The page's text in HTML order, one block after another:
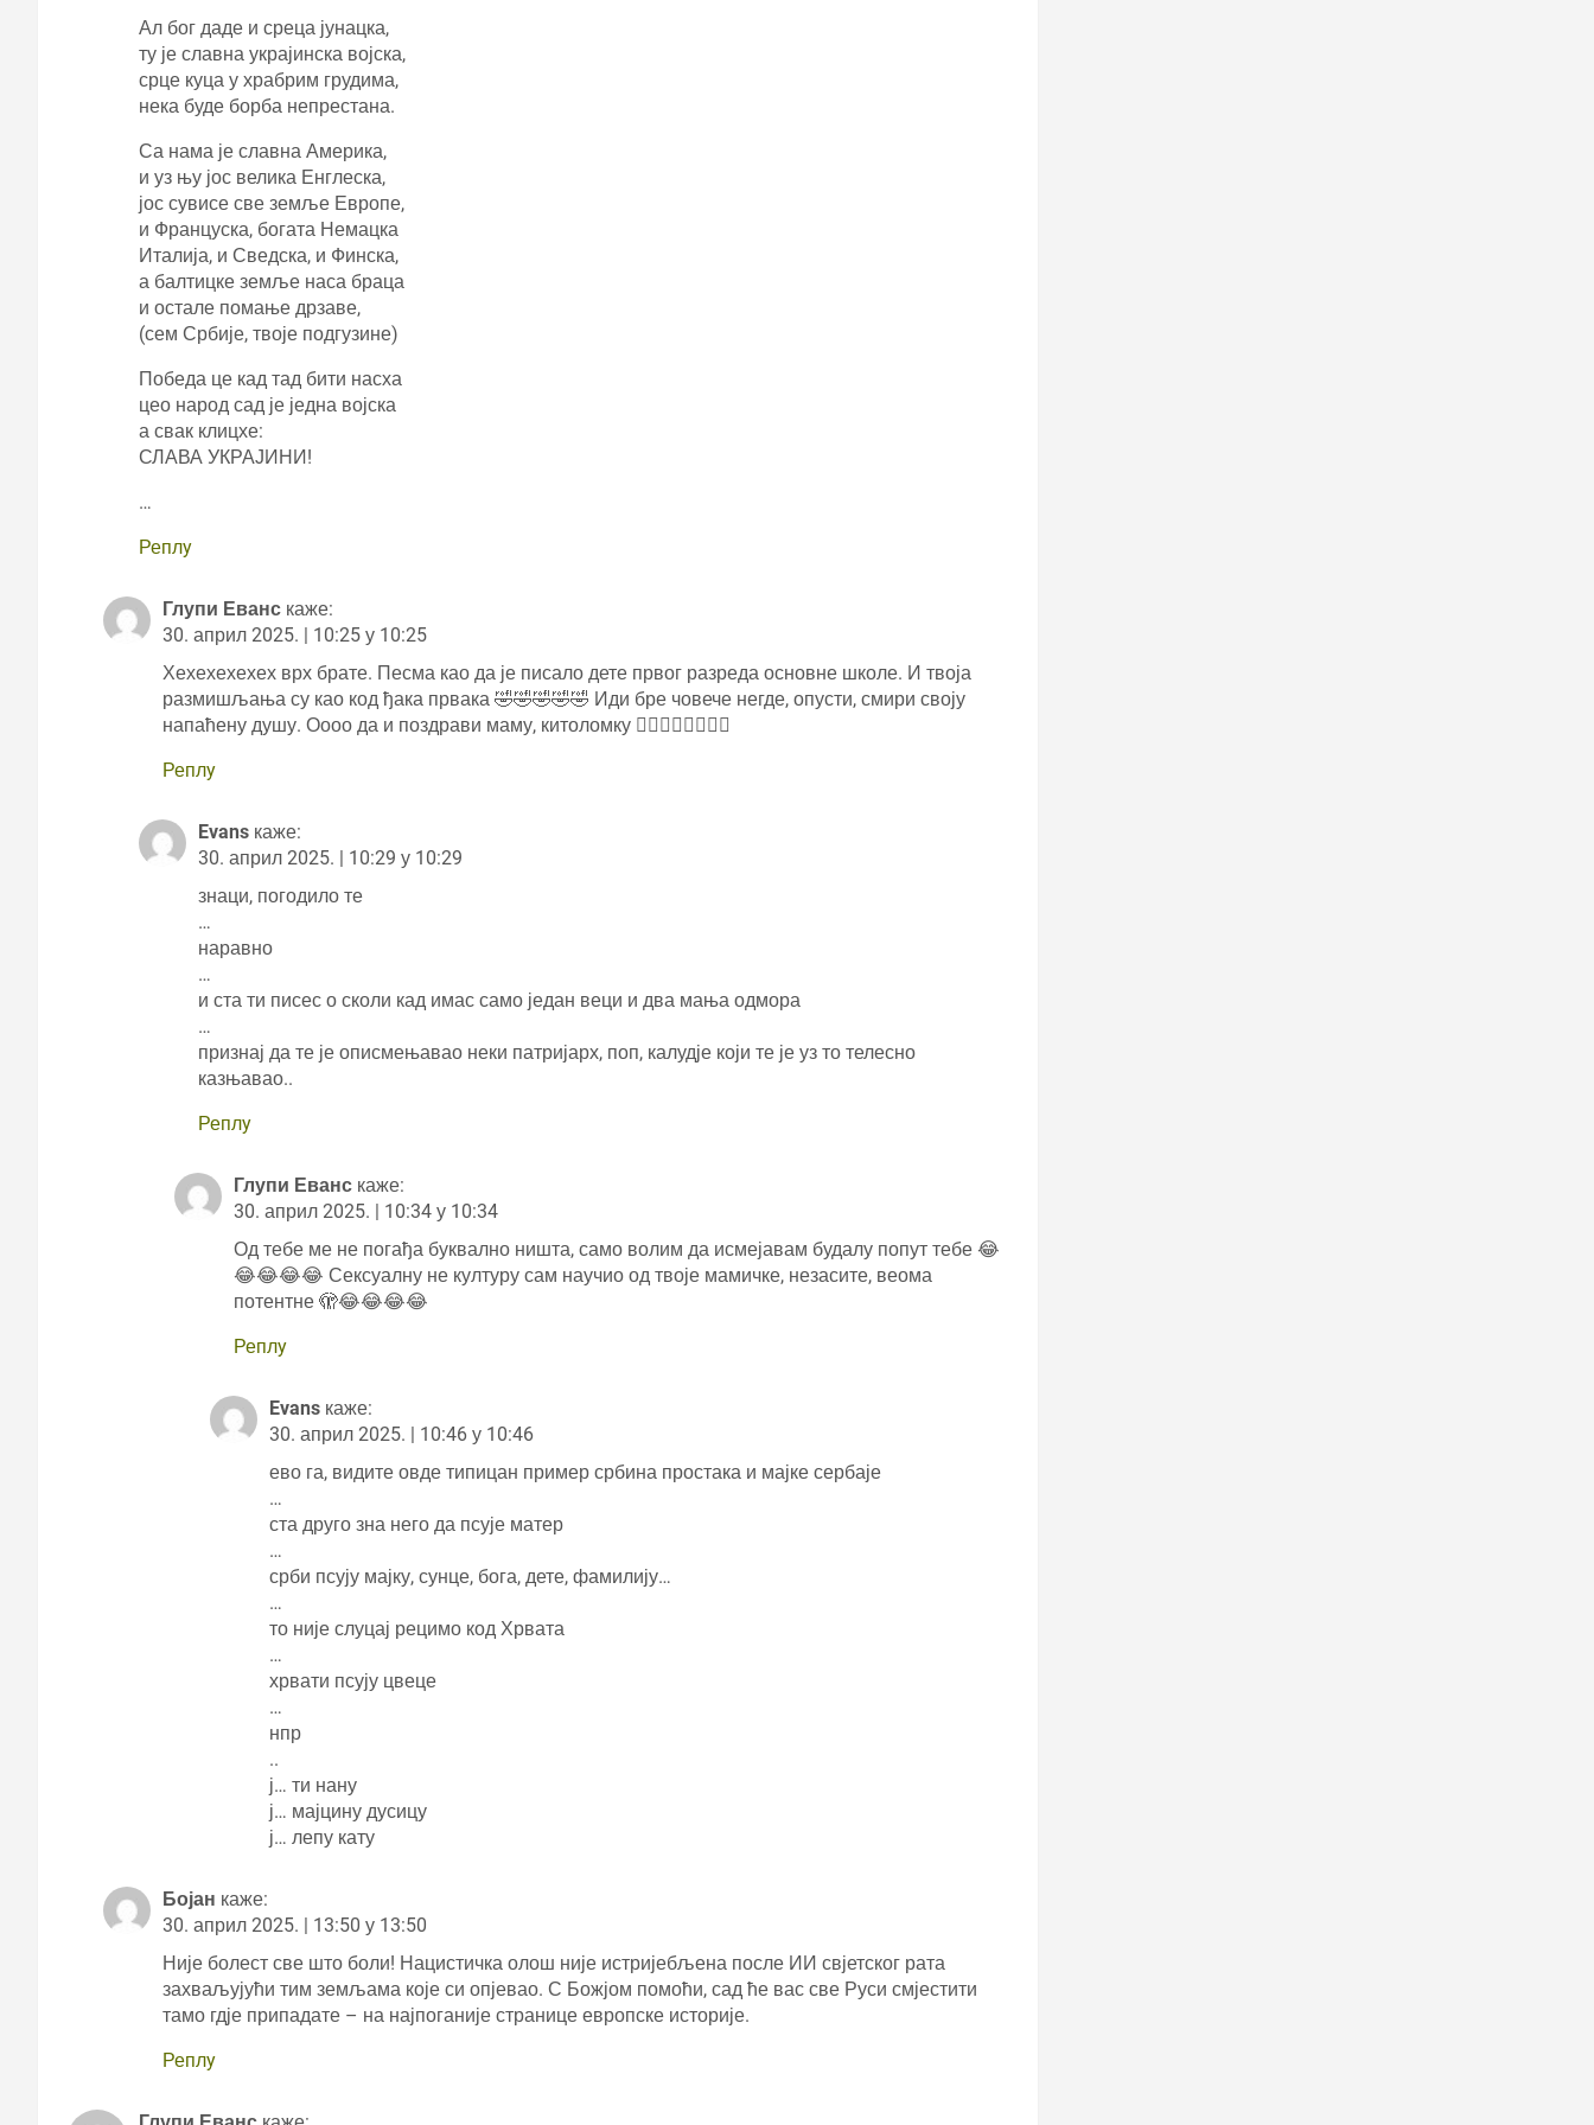
Ал бог даде и среца јунацка,
ту је славна украјинска војска,
срце куца у храбрим грудима,
нека буде борба непрестана.
Са нама је славна Америка,
и уз њу јос велика Енглеска,
јос сувисе све земље Европе,
и Француска, богата Немацка
Италија, и Сведска, и Финска,
а балтицке земље наса браца
и остале помање дрзаве,
(сем Србије, твоје подгузине)
Победа це кад тад бити насха
цео народ сад је једна војска
а свак клицхе:
СЛАВА УКРАЈИНИ!
…
Реплy
Глупи Еванс каже:
30. април 2025. | 10:25 у 10:25
Хехехехехех врх брате. Песма као да је писало дете првог разреда основне школе. И твоја
размишљања су као код ђака првака 🤣🤣🤣🤣🤣 Иди бре човече негде, опусти, смири своју
напаћену душу. Оооо да и поздрави маму, китоломку 👌🏼👈🏼😂😂😂😂
Реплy
Evans каже:
30. април 2025. | 10:29 у 10:29
знаци, погодило те
…
наравно
…
и ста ти писес о сколи кад имас само један веци и два мања одмора
…
признај да те је описмењавао неки патријарх, поп, калудје који те је уз то телесно
казњавао..
Реплy
Глупи Еванс каже:
30. април 2025. | 10:34 у 10:34
Од тебе ме не погађа буквално ништа, само волим да исмејавам будалу попут тебе 😂
😂😂😂😂 Сексуалну не културу сам научио од твоје мамичке, незасите, веома
потентне 🫣😂😂😂😂
Реплy
Evans каже:
30. април 2025. | 10:46 у 10:46
ево га, видите овде типицан пример србина простака и мајке сербаје
…
ста друго зна него да псује матер
…
срби псују мајку, сунце, бога, дете, фамилију…
…
то није слуцај рецимо код Хрвата
…
хрвати псују цвеце
…
нпр
..
ј… ти нану
ј… мајцину дусицу
ј… лепу кату
Бојан каже:
30. април 2025. | 13:50 у 13:50
Није болест све што боли! Нацистичка олош није истријебљена после ИИ свјетског рата
захваљујући тим земљама које си опјевао. С Божјом помоћи, сад ће вас све Руси смјестити
тамо гдје припадате – на најпоганије странице европске историје.
Реплy